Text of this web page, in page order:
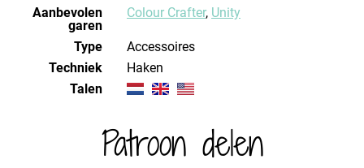
Aanbevolen
garen
Colour Crafter, Unity
Type
Accessoires
Techniek
haken
Talen
Patroon delen